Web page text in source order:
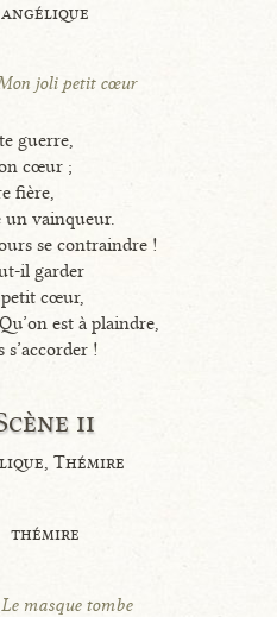
angélique
joli petit cœur
guerre,
cœur ;
fière,
vainqueur.
se contraindre !
il garder
cœur,
est à plaindre,
s’accorder !
ii
Thémire
thémire
Le masque tombe